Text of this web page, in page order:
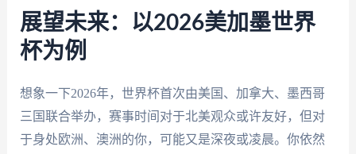
展望未来：以2026美加墨世界
杯为例
想象一下2026年，世界杯首次由美国、加拿大、墨西哥
三国联合举办，赛事时间对于北美观众或许友好，但对
于身处欧洲、澳洲的你，可能又是深夜或凌晨。你依然